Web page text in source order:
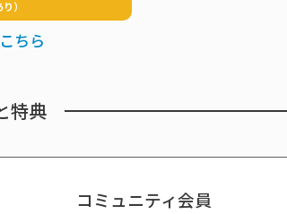
）
ちら
特典
コミュニティ会員